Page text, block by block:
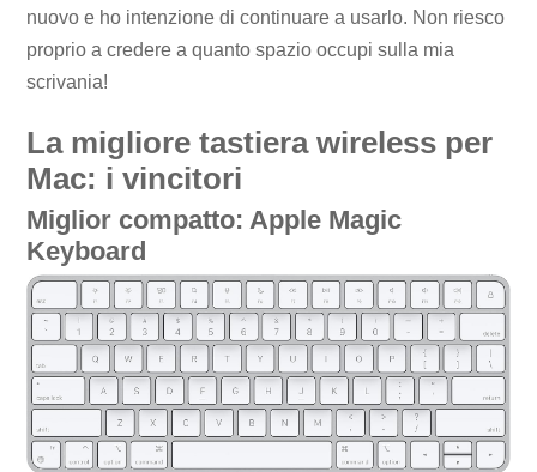
nuovo e ho intenzione di continuare a usarlo. Non riesco
proprio a credere a quanto spazio occupi sulla mia
scrivania!
La migliore tastiera wireless per
Mac: i vincitori
Miglior compatto: Apple Magic
Keyboard